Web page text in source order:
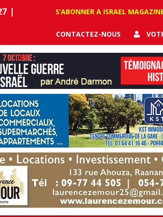
|
S’ABONNER A ISRAEL
CONTACTEZ-NOUS